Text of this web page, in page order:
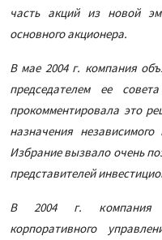
часть акций из новой
основного акционера.
В мае 2004 г. компания
председателем ее
прокомментировала это
назначения независимого
Избрание вызвало очень
представителей
В 2004 г. компания
корпоративного